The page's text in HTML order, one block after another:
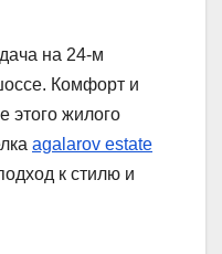
на 24-м
Комфорт и
этого жилого
agalarov estate
к стилю и